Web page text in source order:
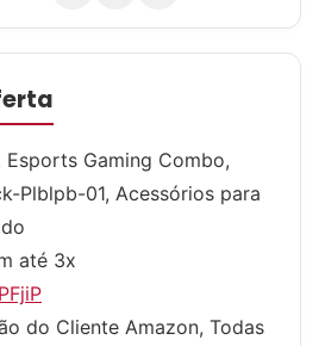
Gaming Combo,
Plblpb-01, Acessórios para
até 3x
do Cliente Amazon, Todas